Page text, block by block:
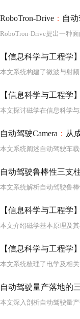
RoboTron-Drive ： 自
RoboTron-Drive提出一种
【信息科学与工程学
本文系统构建了微波与射
【信息科学与工程学
自动驾驶Camera ： 从
本文系统阐述自动驾驶车
自动驾驶鲁棒性三支
本文系统解析自动驾驶鲁
【信息科学与工程学
【信息科学与工程学
本文系统梳理了电学及相
自动驾驶量产落地的
本文深入剖析自动驾驶量